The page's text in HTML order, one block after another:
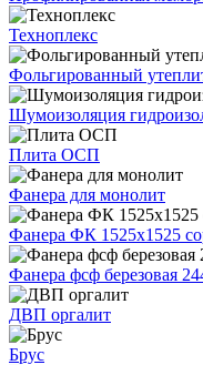
Техноплекс
Фольгированный
Шумоизоляция
Плита ОСП
Фанера для монолит
Фанера ФК 1525х1525
Фанера фсф березовая
ДВП оргалит
Брус